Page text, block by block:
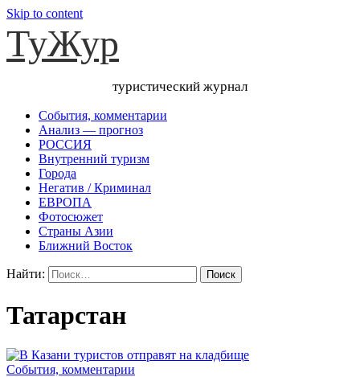
Skip to content
ТуЖур
туристический журнал
События, комментарии
Анализ — прогноз
РОССИЯ
Внутренний туризм
Города
Негатив / Криминал
ЕВРОПА
Фотосюжет
Страны Азии
Ближний Восток
Найти:
Татарстан
События, комментарии